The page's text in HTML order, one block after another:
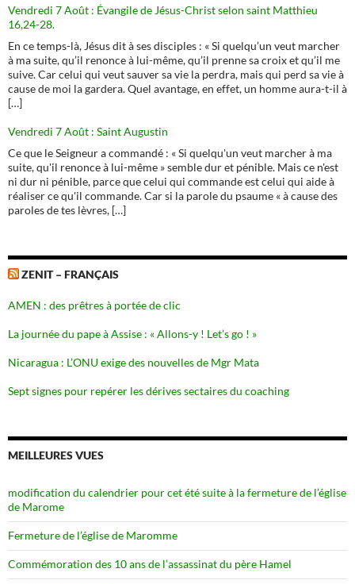
Vendredi 7 Août : Évangile de Jésus-Christ selon saint Matthieu
16,24-28.
En ce temps-là, Jésus dit à ses disciples : « Si quelqu’un veut marcher
à ma suite, qu’il renonce à lui-même, qu’il prenne sa croix et qu’il me
suive. Car celui qui veut sauver sa vie la perdra, mais qui perd sa vie à
cause de moi la gardera. Quel avantage, en effet, un homme aura-t-il à
[…]
Vendredi 7 Août : Saint Augustin
Ce que le Seigneur a commandé : « Si quelqu'un veut marcher à ma
suite, qu'il renonce à lui-même » semble dur et pénible. Mais ce n'est
ni dur ni pénible, parce que celui qui commande est celui qui aide à
réaliser ce qu'il commande. Car si la parole du psaume « à cause des
paroles de tes lèvres, […]
ZENIT – FRANÇAIS
AMEN : des prêtres à portée de clic
La journée du pape à Assise : « Allons-y ! Let’s go ! »
Nicaragua : L’ONU exige des nouvelles de Mgr Mata
Sept signes pour repérer les dérives sectaires du coaching
MEILLEURES VUES
modification du calendrier pour cet été suite à la fermeture de l’église
de Marome
Fermeture de l’église de Maromme
Commémoration des 10 ans de l’assassinat du père Hamel